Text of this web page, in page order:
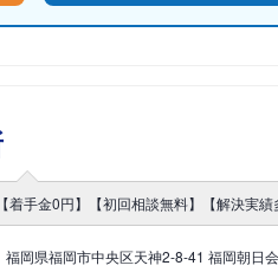
【着手金0円】【初回相談無料】【解決実
福岡県福岡市中央区天神2-8-41 福岡朝日